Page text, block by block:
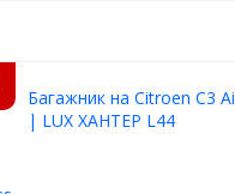
Багажник на Citroen C3
| LUX ХАНТЕР L44